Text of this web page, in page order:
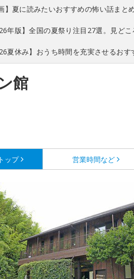
】夏に読みたいおすすめの怖い話まと
年版】全国の夏祭り注目27選。見どこ
夏休み】おうち時間を充実させるお
館
トップ 営業時間など